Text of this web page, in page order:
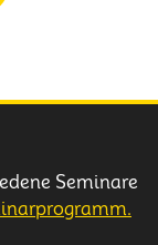
Seminare